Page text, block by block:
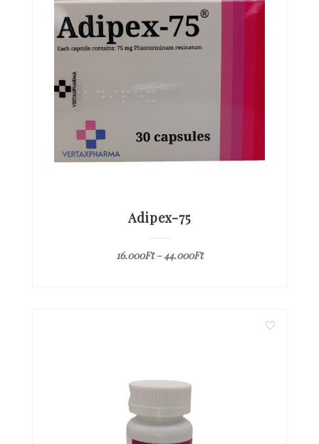
Adipex-75
16.000Ft–44.000Ft